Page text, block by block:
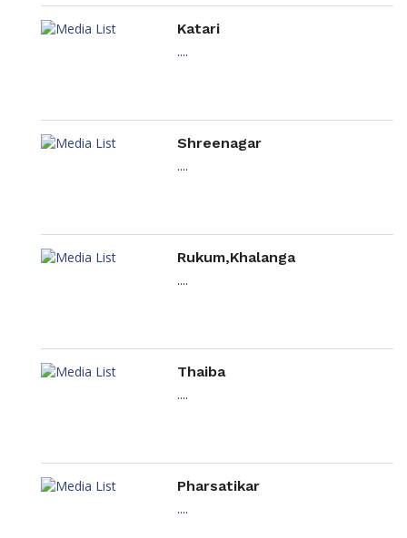
Katari
....
Shreenagar
....
Rukum,Khalanga
....
Thaiba
....
Pharsatikar
....